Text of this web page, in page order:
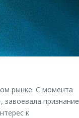
рынке. С момента
признание
к